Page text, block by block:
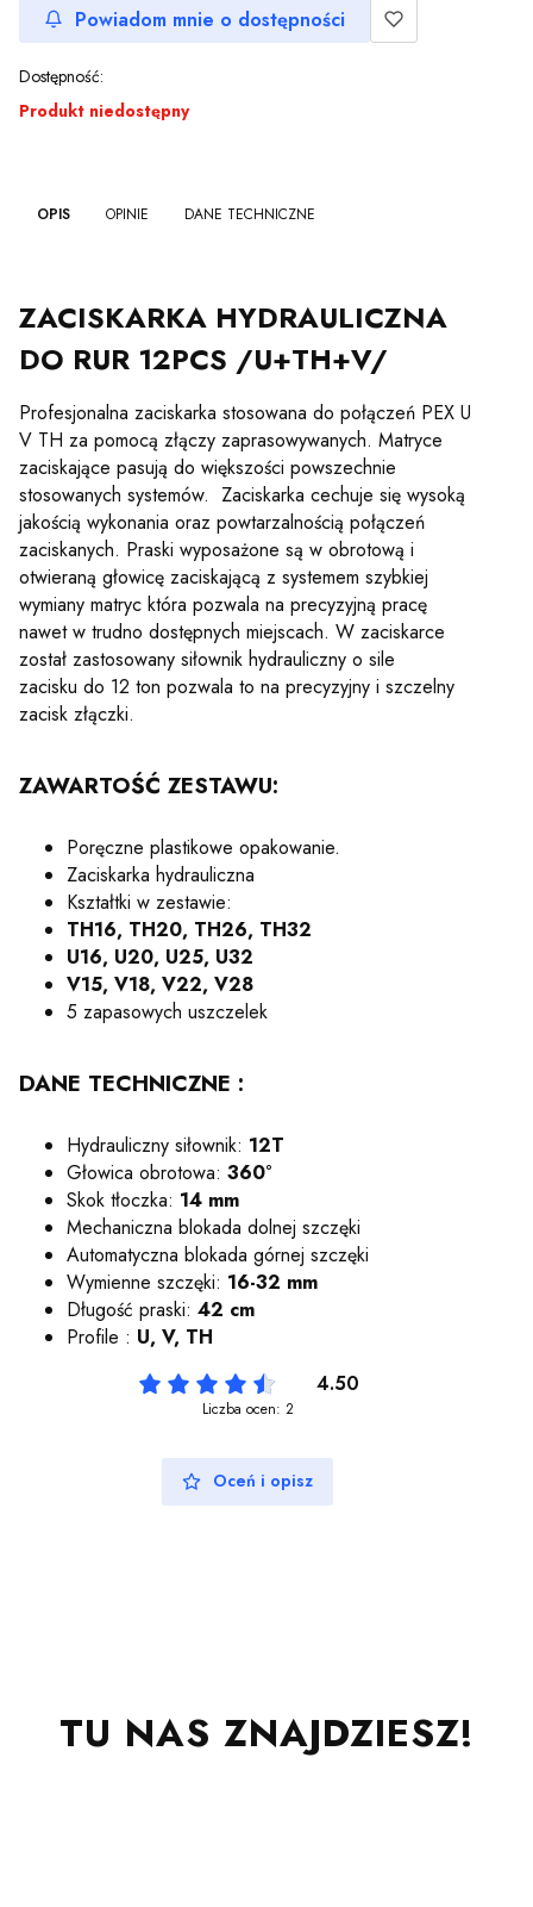
Powiadom mnie o dostępności
Dostępność:
Produkt niedostępny
OPIS OPINIE DANE TECHNICZNE
ZACISKARKA HYDRAULICZNA
DO RUR 12PCS /U+TH+V/
Profesjonalna zaciskarka stosowana do połączeń PEX U
V TH za pomocą złączy zaprasowywanych. Matryce
zaciskające pasują do większości powszechnie
stosowanych systemów. Zaciskarka cechuje się wysoką
jakością wykonania oraz powtarzalnością połączeń
zaciskanych. Praski wyposażone są w obrotową i
otwieraną głowicę zaciskającą z systemem szybkiej
wymiany matryc która pozwala na precyzyjną pracę
nawet w trudno dostępnych miejscach. W zaciskarce
został zastosowany siłownik hydrauliczny o sile
zacisku do 12 ton pozwala to na precyzyjny i szczelny
zacisk złączki.
ZAWARTOŚĆ ZESTAWU:
Poręczne plastikowe opakowanie.
Zaciskarka hydrauliczna
Kształtki w zestawie:
TH16, TH20, TH26, TH32
U16, U20, U25, U32
V15, V18, V22, V28
5 zapasowych uszczelek
DANE TECHNICZNE :
Hydrauliczny siłownik: 12T
Głowica obrotowa: 360°
Skok tłoczka: 14 mm
Mechaniczna blokada dolnej szczęki
Automatyczna blokada górnej szczęki
Wymienne szczęki: 16-32 mm
Długość praski: 42 cm
Profile : U, V, TH
4.50
Liczba ocen: 2
Oceń i opisz
TU NAS ZNAJDZIESZ!